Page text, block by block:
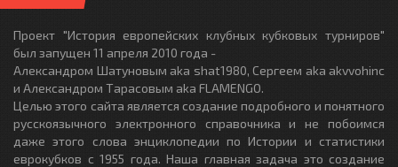
Проект "История европейских клубных кубковых турниров"
был запущен 11 апреля 2010 года -
Александром Шатуновым aka shat1980, Сергеем aka akvvohinc
и Александром Тарасовым aka FLAMENGO.
Целью этого сайта является создание подробного и понятного
русскоязычного электронного справочника и не побоимся
даже этого слова энциклопедии по Истории и статистики
еврокубков с 1955 года. Наша главная задача это создание